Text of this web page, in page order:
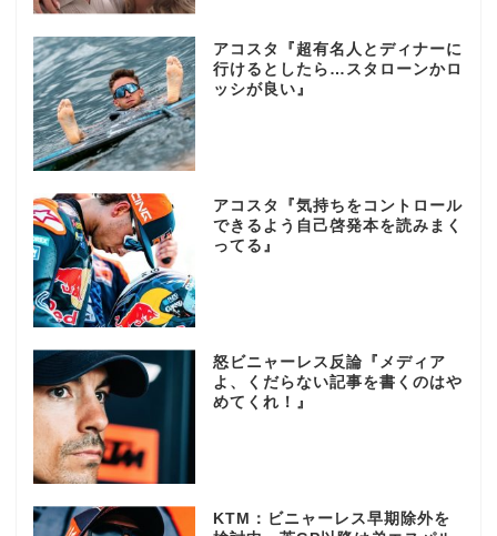
アコスタ『超有名人とディナーに
行けるとしたら…スタローンかロ
ッシが良い』
アコスタ『気持ちをコントロール
できるよう自己啓発本を読みまく
ってる』
怒ビニャーレス反論『メディア
よ、くだらない記事を書くのはや
めてくれ！』
KTM：ビニャーレス早期除外を